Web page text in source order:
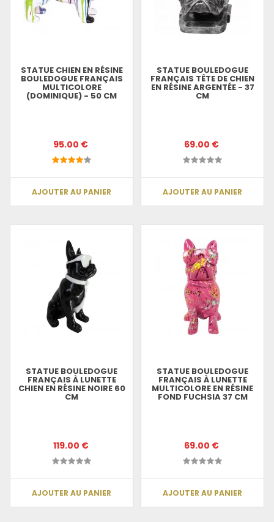
STATUE CHIEN EN RÉSINE
BOULEDOGUE FRANÇAIS
MULTICOLORE
(DOMINIQUE) - 50 CM
95.00 €
AJOUTER AU PANIER
STATUE BOULEDOGUE
FRANÇAIS TÊTE DE CHIEN
EN RÉSINE ARGENTÉE - 37
CM
69.00 €
AJOUTER AU PANIER
STATUE BOULEDOGUE
FRANÇAIS À LUNETTE
CHIEN EN RÉSINE NOIRE 60
CM
119.00 €
AJOUTER AU PANIER
STATUE BOULEDOGUE
FRANÇAIS À LUNETTE
MULTICOLORE EN RÉSINE
FOND FUCHSIA 37 CM
69.00 €
AJOUTER AU PANIER